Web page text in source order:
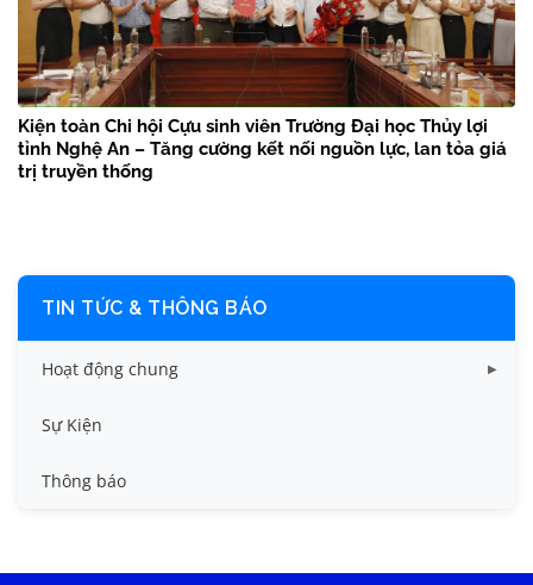
Kiện toàn Chi hội Cựu sinh viên Trường Đại học Thủy lợi
tỉnh Nghệ An – Tăng cường kết nối nguồn lực, lan tỏa giá
trị truyền thống
TIN TỨC & THÔNG BÁO
Hoạt động chung
Tin công tác sinh viên
Tin đào tạo
Tin tức chung
Sự Kiện
Thông báo